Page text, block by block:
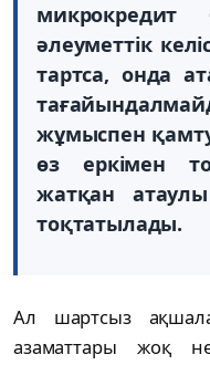
микрокредит
әлеуметтік
тартса, онда
жұмыспен
өз еркімен
жатқан
тоқтатылады.
Ал шартсыз
азаматтары жоқ